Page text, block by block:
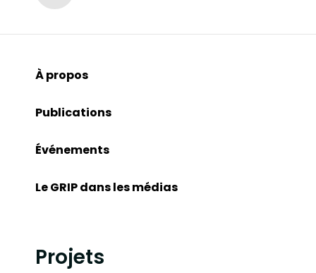
À propos
Publications
Événements
Le GRIP dans les médias
Projets